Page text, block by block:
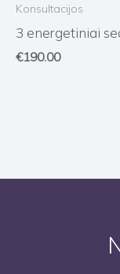
Konsultacijos
3 energetiniai
€190.00